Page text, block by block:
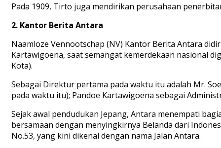
Pada 1909, Tirto juga mendirikan perusahaan
2. Kantor Berita Antara
Naamloze Vennootschap (NV) Kantor Berita Antara
Kartawigoena, saat semangat kemerdekaan nasional
Kota).
Sebagai Direktur pertama pada waktu itu adalah Mr.
pada waktu itu); Pandoe Kartawigoena sebagai
Sejak awal pendudukan Jepang, Antara menempati
bersamaan dengan menyingkirnya Belanda dari
No.53, yang kini dikenal dengan nama Jalan Antara.